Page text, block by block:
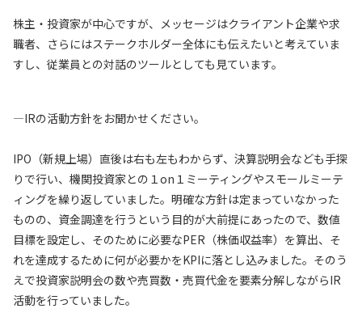
株主・投資家が中心ですが、メッセージはクライアント企業や求
職者、さらにはステークホルダー全体にも伝えたいと考えていま
すし、従業員との対話のツールとしても見ています。
—IRの活動方針をお聞かせください。
IPO（新規上場）直後は右も左もわからず、決算説明会なども手探
りで行い、機関投資家との１on１ミーティングやスモールミーテ
ィングを繰り返していました。明確な方針は定まっていなかった
ものの、資金調達を行うという目的が大前提にあったので、数値
目標を設定し、そのために必要なPER（株価収益率）を算出、そ
れを達成するために何が必要かをKPIに落とし込みました。そのう
えで投資家説明会の数や売買数・売買代金を要素分解しながらIR
活動を行っていました。